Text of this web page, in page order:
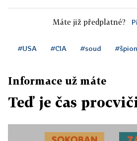
Máte již předplatné?
#USA #CIA #soud
Informace už máte
Teď je čas